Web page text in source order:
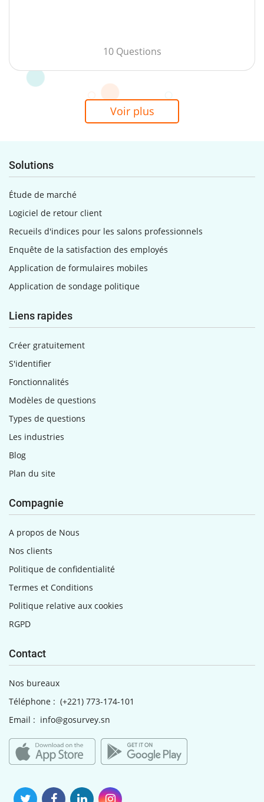
10 Questions
Voir plus
Solutions
Étude de marché
Logiciel de retour client
Recueils d'indices pour les salons professionnels
Enquête de la satisfaction des employés
Application de formulaires mobiles
Application de sondage politique
Liens rapides
Créer gratuitement
S'identifier
Fonctionnalités
Modèles de questions
Types de questions
Les industries
Blog
Plan du site
Compagnie
A propos de Nous
Nos clients
Politique de confidentialité
Termes et Conditions
Politique relative aux cookies
RGPD
Contact
Nos bureaux
Téléphone : (+221) 773-174-101
Email : info@gosurvey.sn